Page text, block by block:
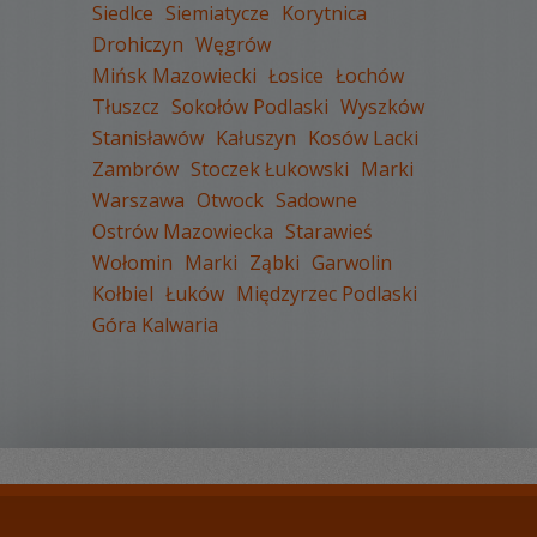
WYŚWIETLEŃ:
1861
KOMENTARZY:0
WYŚWIETLEŃ:
KOMENTARZY:
Siedlce Siemiatycze Korytnica
Drohiczyn Węgrów
Mińsk Mazowiecki Łosice Łochów
Tłuszcz Sokołów Podlaski Wyszków
Stanisławów Kałuszyn Kosów Lacki
Zambrów Stoczek Łukowski Marki
Warszawa Otwock Sadowne
Ostrów Mazowiecka Starawieś
Wołomin Marki Ząbki Garwolin
Kołbiel Łuków Międzyrzec Podlaski
Góra Kalwaria